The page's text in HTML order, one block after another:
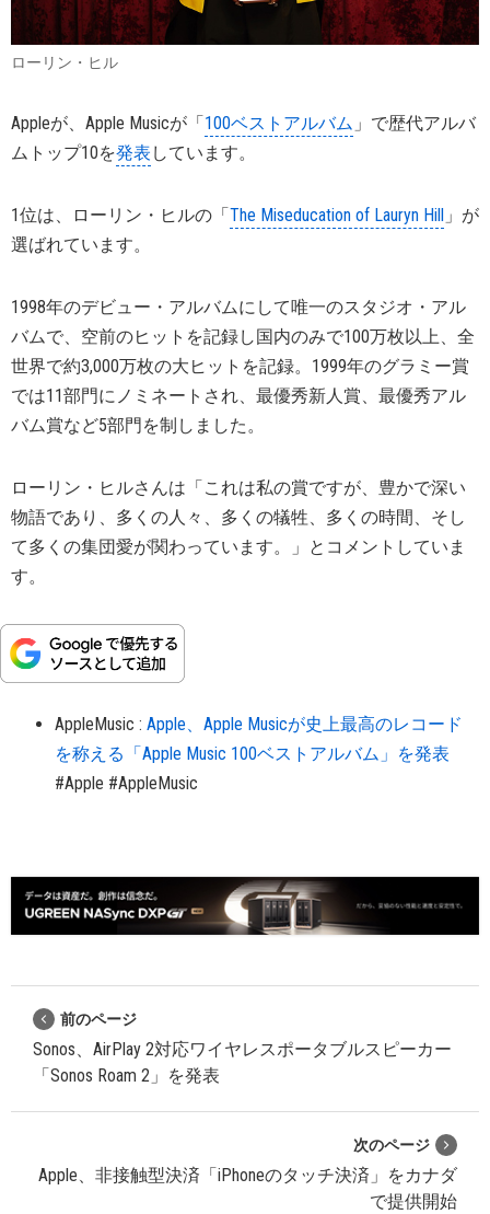
ローリン・ヒル
Appleが、Apple Musicが「100ベストアルバム 」で歴代アルバ
ムトップ10を発表 しています。
1位は、ローリン・ヒルの「The Miseducation of Lauryn Hill 」が
選ばれています。
1998年のデビュー・アルバムにして唯一のスタジオ・アル
バムで、空前のヒットを記録し国内のみで100万枚以上、全
世界で約3,000万枚の大ヒットを記録。1999年のグラミー賞
では11部門にノミネートされ、最優秀新人賞、最優秀アル
バム賞など5部門を制しました。
ローリン・ヒルさんは「これは私の賞ですが、豊かで深い
物語であり、多くの人々、多くの犠牲、多くの時間、そし
て多くの集団愛が関わっています。」とコメントしていま
す。
AppleMusic : Apple、Apple Musicが史上最高のレコード
を称える「Apple Music 100ベストアルバム」を発表
#Apple #AppleMusic
前のページ
Sonos、AirPlay 2対応ワイヤレスポータブルスピーカー
「Sonos Roam 2」を発表
次のページ
Apple、非接触型決済「iPhoneのタッチ決済」をカナダ
で提供開始